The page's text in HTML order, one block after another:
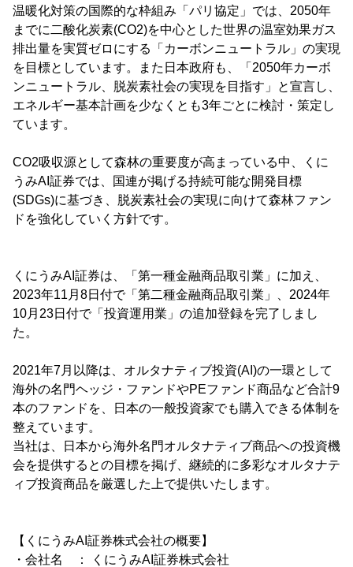
温暖化対策の国際的な枠組み「パリ協定」では、2050年
までに二酸化炭素(CO2)を中心とした世界の温室効果ガス
排出量を実質ゼロにする「カーボンニュートラル」の実現
を目標としています。また日本政府も、「2050年カーボ
ンニュートラル、脱炭素社会の実現を目指す」と宣言し、
エネルギー基本計画を少なくとも3年ごとに検討・策定し
ています。
CO2吸収源として森林の重要度が高まっている中、くに
うみAI証券では、国連が掲げる持続可能な開発目標
(SDGs)に基づき、脱炭素社会の実現に向けて森林ファン
ドを強化していく方針です。
くにうみAI証券は、「第一種金融商品取引業」に加え、
2023年11月8日付で「第二種金融商品取引業」、2024年
10月23日付で「投資運用業」の追加登録を完了しまし
た。
2021年7月以降は、オルタナティブ投資(AI)の一環として
海外の名門ヘッジ・ファンドやPEファンド商品など合計9
本のファンドを、日本の一般投資家でも購入できる体制を
整えています。
当社は、日本から海外名門オルタナティブ商品への投資機
会を提供するとの目標を掲げ、継続的に多彩なオルタナテ
ィブ投資商品を厳選した上で提供いたします。
【くにうみAI証券株式会社の概要】
・会社名 ： くにうみAI証券株式会社